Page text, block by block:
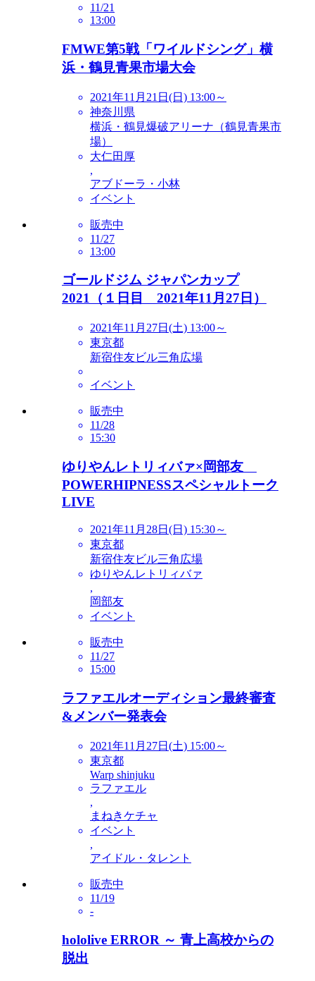
11/21
13:00
FMWE第5戦「ワイルドシング」横
浜・鶴見青果市場大会
2021年11月21日(日) 13:00～
神奈川県
横浜・鶴見爆破アリーナ（鶴見青果市
場）
大仁田厚
,
アブドーラ・小林
イベント
販売中
11/27
13:00
ゴールドジム ジャパンカップ
2021（１日目 2021年11月27日）
2021年11月27日(土) 13:00～
東京都
新宿住友ビル三角広場
イベント
販売中
11/28
15:30
ゆりやんレトリィバァ×岡部友
POWERHIPNESSスペシャルトーク
LIVE
2021年11月28日(日) 15:30～
東京都
新宿住友ビル三角広場
ゆりやんレトリィバァ
,
岡部友
イベント
販売中
11/27
15:00
ラファエルオーディション最終審査
&メンバー発表会
2021年11月27日(土) 15:00～
東京都
Warp shinjuku
ラファエル
,
まねきケチャ
イベント
,
アイドル・タレント
販売中
11/19
-
hololive ERROR ～ 青上高校からの
脱出